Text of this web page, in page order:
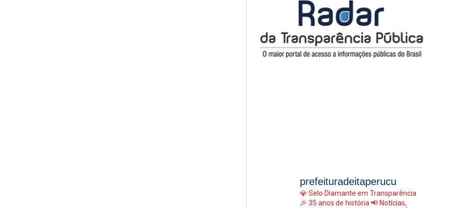
prefeituradeitaperucu
💎 Selo Diamante em Transparência
🎉 35 anos de história 📢 Notícias,